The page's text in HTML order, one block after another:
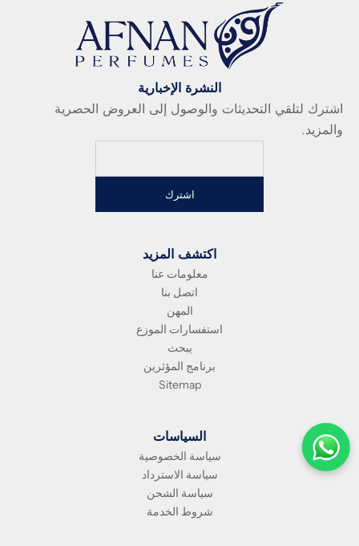
النشرة الإخبارية
اشترك لتلقي التحديثات والوصول إلى العروض الحصرية
والمزيد.
اشترك
اكتشف المزيد
معلومات عنا
اتصل بنا
المهن
استفسارات الموزع
يبحث
برنامج المؤثرين
Sitemap
السياسات
سياسة الخصوصية
سياسة الاسترداد
سياسة الشحن
شروط الخدمة